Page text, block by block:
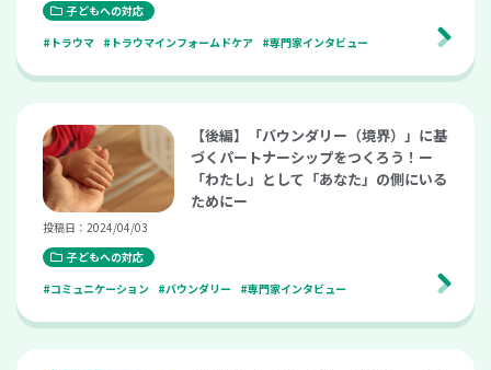
子どもへの対応
#トラウマ
#トラウマインフォームドケア #専門家インタビュー
【後編】「バウンダリー（境界）」に基
づくパートナーシップをつくろう！ー
「わたし」として「あなた」の側にいる
ためにー
投稿日：2024/04/03
子どもへの対応
#コミュニケーション
#バウンダリー #専門家インタビュー